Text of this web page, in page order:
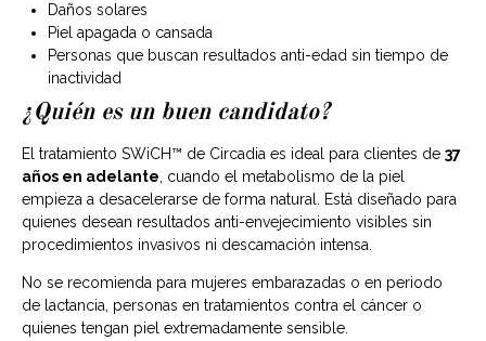
Daños solares
Piel apagada o cansada
Personas que buscan resultados anti-edad sin tiempo de
inactividad
¿Quién es un buen candidato?
El tratamiento SWiCH™ de Circadia es ideal para clientes de 37
años en adelante , cuando el metabolismo de la piel
empieza a desacelerarse de forma natural. Está diseñado para
quienes desean resultados anti-envejecimiento visibles sin
procedimientos invasivos ni descamación intensa.
No se recomienda para mujeres embarazadas o en periodo
de lactancia, personas en tratamientos contra el cáncer o
quienes tengan piel extremadamente sensible.